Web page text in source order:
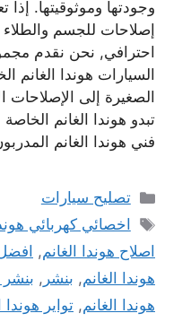
وجودتها وموثوقيتها.
إصلاحات للجسم
احترافي, نحن نقدم
السيارات هوندا
الصغيرة إلى
تبدو هوندا الغانم
فني هوندا الغانم
التصنيفات
تصليح سيارات
الوسوم
اخصائي كهربائي
اصلاح هوندا الغانم,
هوندا الغانم, بنشر , بنشر
هوندا الغانم, تواير هوندا